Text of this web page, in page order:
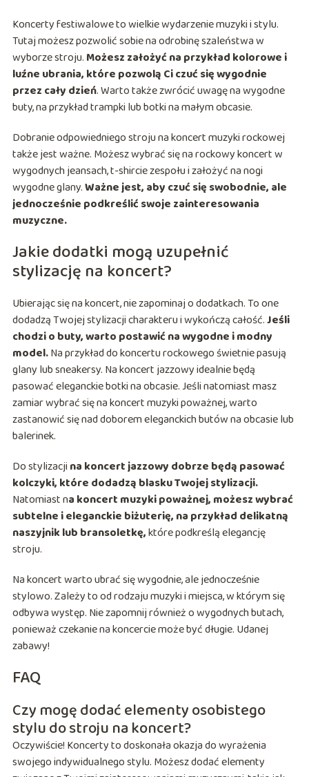
Koncerty festiwalowe to wielkie wydarzenie muzyki i stylu.
Tutaj możesz pozwolić sobie na odrobinę szaleństwa w
wyborze stroju. Możesz założyć na przykład kolorowe i
luźne ubrania, które pozwolą Ci czuć się wygodnie
przez cały dzień. Warto także zwrócić uwagę na wygodne
buty, na przykład trampki lub botki na małym obcasie.
Dobranie odpowiedniego stroju na koncert muzyki rockowej
także jest ważne. Możesz wybrać się na rockowy koncert w
wygodnych jeansach, t-shircie zespołu i założyć na nogi
wygodne glany.Ważne jest, aby czuć się swobodnie, ale
jednocześnie podkreślić swoje zainteresowania
muzyczne.
Jakie dodatki mogą uzupełnić
stylizację na koncert?
Ubierając się na koncert, nie zapominaj o dodatkach. To one
dodadzą Twojej stylizacji charakteru i wykończą całość.Jeśli
chodzi o buty, warto postawić na wygodne i modny
model.Na przykład do koncertu rockowego świetnie pasują
glany lub sneakersy. Na koncert jazzowy idealnie będą
pasować eleganckie botki na obcasie. Jeśli natomiast masz
zamiar wybrać się na koncert muzyki poważnej, warto
zastanowić się nad doborem eleganckich butów na obcasie lub
balerinek.
Do stylizacji na koncert jazzowy dobrze będą pasować
kolczyki, które dodadzą blasku Twojej stylizacji.
Natomiast na koncert muzyki poważnej, możesz wybrać
subtelne i eleganckie biżuterię, na przykład delikatną
naszyjnik lub bransoletkę,które podkreślą elegancję
stroju.
Na koncert warto ubrać się wygodnie, ale jednocześnie
stylowo. Zależy to od rodzaju muzyki i miejsca, w którym się
odbywa występ. Nie zapomnij również o wygodnych butach,
ponieważ czekanie na koncercie może być długie. Udanej
zabawy!
FAQ
Czy mogę dodać elementy osobistego
stylu do stroju na koncert?
Oczywiście! Koncerty to doskonała okazja do wyrażenia
swojego indywidualnego stylu. Możesz dodać elementy